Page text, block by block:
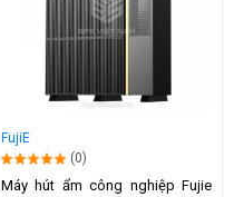
FujiE
(0)
Máy hút ẩm công nghiệp Fujie